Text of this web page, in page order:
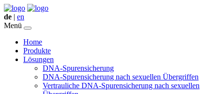
de | en
Menü
Home
Produkte
Lösungen
DNA-Spurensicherung
DNA-Spurensicherung nach sexuellen Übergriffen
Vertrauliche DNA-Spurensicherung nach sexuellen